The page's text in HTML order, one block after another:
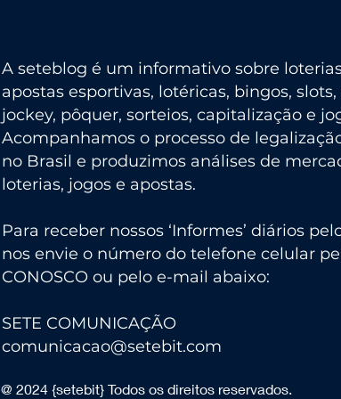
A seteblog é um informativo sobre
apostas esportivas, lotéricas, bingos, slots,
jockey, pôquer, sorteios, capitalização e
Acompanhamos o processo de
no Brasil e produzimos análises de
loterias, jogos e apostas.
Para receber nossos ‘Informes’ diários
nos envie o número do telefone celular
CONOSCO ou pelo e-mail abaixo:
SETE COMUNICAÇÃO
comunicacao@setebit.com
@ 2024 {setebit} Todos os direitos reservados.